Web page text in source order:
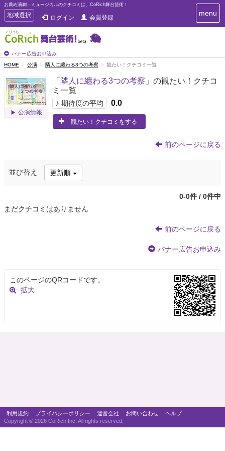
お薦め演劇・ミュージカルのクチコミは、CoRich舞台芸術！
T
o
g
g
e
n
v
i
g
地域選択 ログイン 会員登録
バナー広告お申込み
T
o
a
i
menu
HOME 公演 隣人に纏わる3つの考察 観たい！クチコミ一覧
公演情報
「 隣人に纏わる3つの考察 」の観たい！クチコ
ミ一覧
♪ 期待度の平均 0.0
観たい！クチコミをする
前のページに戻る
並び替え 更新順
0-0件 / 0件中
まだクチコミはありません
前のページに戻る
バナー広告お申込み
このページのQRコードです。
拡大
利用規約 プライバシーポリシー 運営会社 お問い合わせ
ヘルプ
Copyright © 2026 CoRich,Inc. All rights reserved.